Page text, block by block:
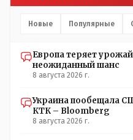
Новые Популярные
Европа теряет
неожиданный шанс
8 августа 2026 г.
Украина пообещала
КТК – Bloomberg
8 августа 2026 г.